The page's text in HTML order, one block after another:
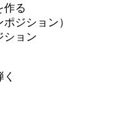
作る
ジション）
ション